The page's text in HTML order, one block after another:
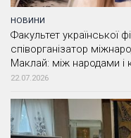
НОВИНИ
Факультет української
співорганізатор
Маклай: між народами і
22.07.2026